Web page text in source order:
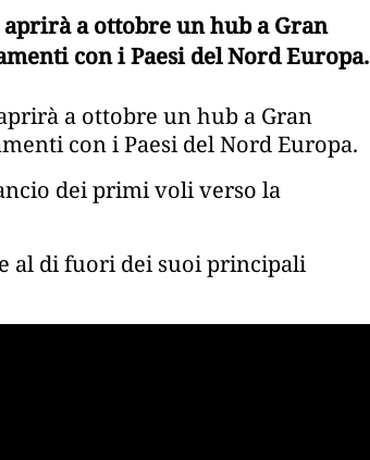
a ottobre un hub a Gran
con i Paesi del Nord Europa.
a ottobre un hub a Gran
con i Paesi del Nord Europa.
dei primi voli verso la
al di fuori dei suoi principali